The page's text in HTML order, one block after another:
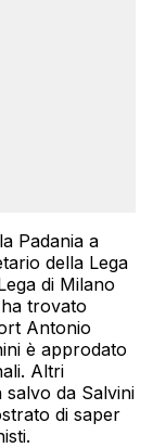
Padania a
della Lega
di Milano
trovato
Antonio
è approdato
Altri
da Salvini
di saper